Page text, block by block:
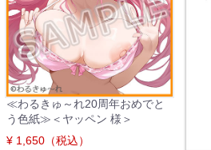
≪わるきゅ～れ20周年おめでと
う色紙≫＜ヤッペン 様＞
¥ 1,650（税込）